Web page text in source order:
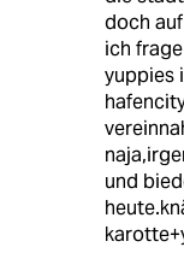
doch
ich
yuppies
und